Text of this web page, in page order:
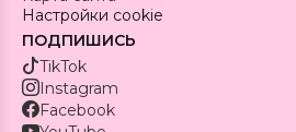
Настройки cookie
ПОДПИШИСЬ
TikTok
Instagram
Facebook